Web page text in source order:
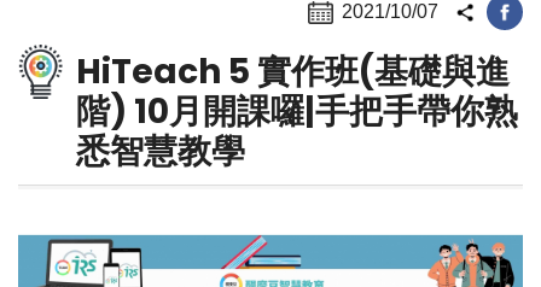
2021/10/07
HiTeach 5 實作班(基礎與進
階) 10月開課囉|手把手帶你熟
悉智慧教學